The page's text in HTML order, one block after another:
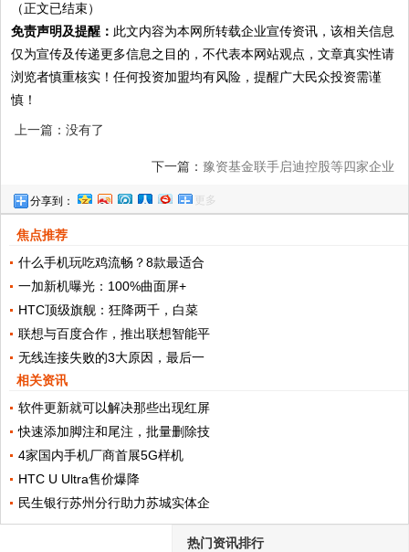
（正文已结束）
免责声明及提醒： 此文内容为本网所转载企业宣传资讯，该相关信息
仅为宣传及传递更多信息之目的，不代表本网站观点，文章真实性请
浏览者慎重核实！任何投资加盟均有风险，提醒广大民众投资需谨
慎！
上一篇：没有了
下一篇： 豫资基金联手启迪控股等四家企业
成立合资公司，助力河南产业转型升级
分享到： 更多
焦点推荐
什么手机玩吃鸡流畅？8款最适合
一加新机曝光：100%曲面屏+
HTC顶级旗舰：狂降两千，白菜
联想与百度合作，推出联想智能平
无线连接失败的3大原因，最后一
相关资讯
软件更新就可以解决那些出现红屏
快速添加脚注和尾注，批量删除技
4家国内手机厂商首展5G样机
HTC U Ultra售价爆降
民生银行苏州分行助力苏城实体企
热门资讯排行